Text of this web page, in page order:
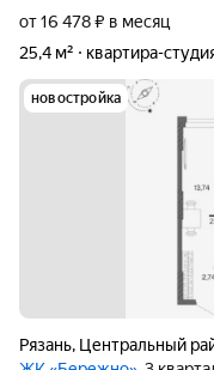
от 16 478 ₽ в месяц
25,4 м²
квартира-
новостройка
Рязань, Центральный